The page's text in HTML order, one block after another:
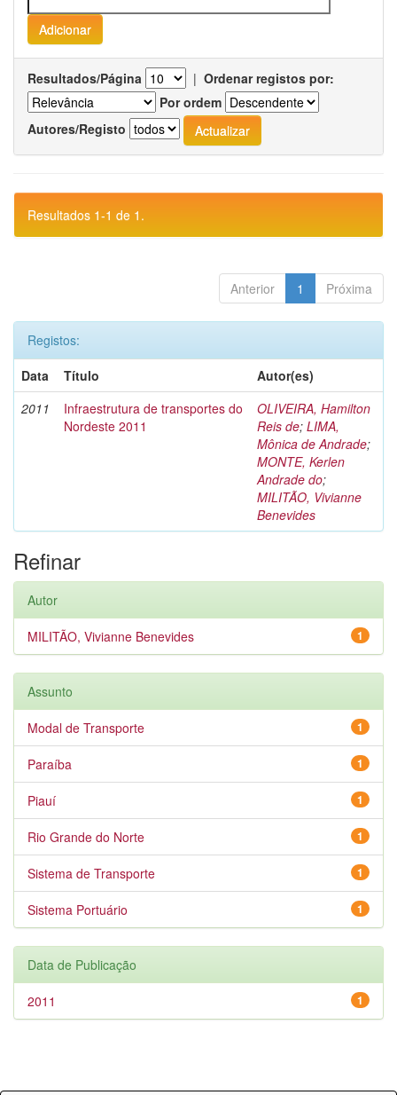
Resultados/Página | Ordenar registos por:
Por ordem
Autores/Registo
Resultados 1-1 de 1.
Anterior 1 Próxima
Registos:
Data
Título
Autor(es)
2011
Infraestrutura de transportes do
Nordeste 2011
OLIVEIRA, Hamilton
Reis de; LIMA,
Mônica de Andrade;
MONTE, Kerlen
Andrade do;
MILITÃO, Vivianne
Benevides
Refinar
Autor
1
MILITÃO, Vivianne Benevides
Assunto
1
Modal de Transporte
1
Paraíba
1
Piauí
1
Rio Grande do Norte
1
Sistema de Transporte
1
Sistema Portuário
Data de Publicação
1
2011